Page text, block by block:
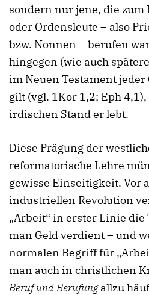
sondern nur jene, die zum
oder Ordensleute – also
bzw. Nonnen – berufen
hingegen (wie auch
im Neuen Testament jeder
gilt (vgl. 1Kor 1,2; Eph
irdischen Stand er lebt.
Diese Prägung der
reformatorische Lehre
gewisse Einseitigkeit. Vor
industriellen Revolution
„Arbeit“ in erster Linie
man Geld verdient – und
normalen Begriff für
man auch in christlichen
Beruf und Berufungallzu